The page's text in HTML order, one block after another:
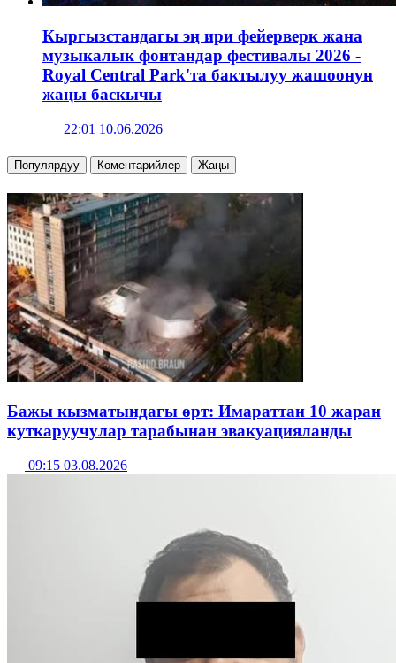
Кыргызстандагы эң ири фейерверк жана
музыкалык фонтандар фестивалы 2026 -
Royal Central Park'та бактылуу жашоонун
жаңы баскычы
22:01 10.06.2026
Популярдуу Коментарийлер Жаңы
Бажы кызматындагы өрт: Имараттан 10 жаран
куткаруучулар тарабынан эвакуацияланды
09:15 03.08.2026